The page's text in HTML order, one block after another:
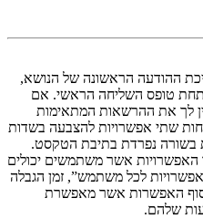
ההודעה הראשונה של הנושא,
תחת טופס השליחה הראשי. אם
לך את ההרשאות המתאימות
שתי אפשרויות להצבעה בשדות
בשורה נפרדת בתיבת הטקסט.
אשר משתמשים יכולים
לכל משתמש”, זמן הגבלה
ולבסוף האפשרות אשר מאפשרת
שלהם.